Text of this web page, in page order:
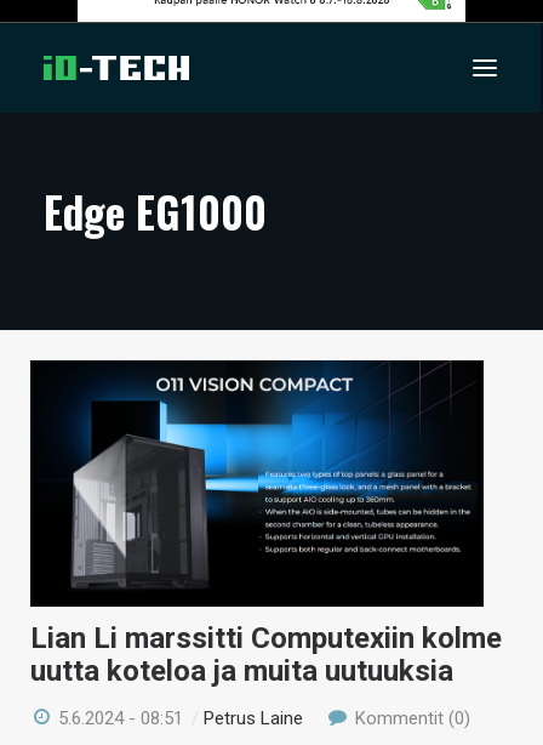
ARTIKKELIT
TECHBBS
KAUPPA
VAIHDA TEEMA
HAKU
Edge EG1000
Lian Li marssitti Computexiin kolme
uutta koteloa ja muita uutuuksia
5.6.2024 - 08:51 / Petrus Laine Kommentit (0)